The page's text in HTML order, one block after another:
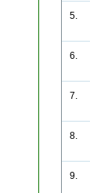
5.
6.
7.
8.
9.